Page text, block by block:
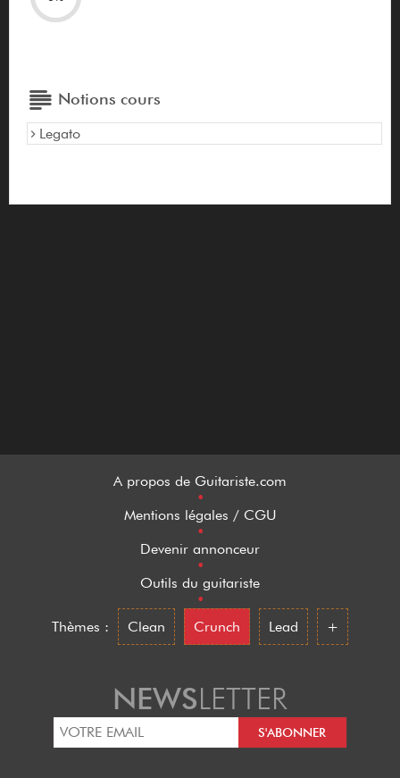
Notions cours
Legato
A propos de Guitariste.com
•
Mentions légales / CGU
•
Devenir annonceur
•
Outils du guitariste
•
Thèmes :
Clean Crunch Lead +
NEWSLETTER